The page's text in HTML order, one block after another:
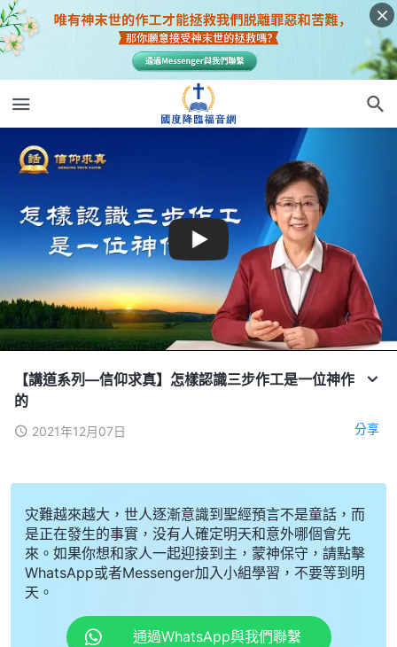
【講道系列—信仰求真】怎樣認識三步作工是一位神作
的
2021年12月07日 分享
灾難越來越大，世人逐漸意識到聖經預言不是童話，而
是正在發生的事實，没有人確定明天和意外哪個會先
來。如果你想和家人一起迎接到主，蒙神保守，請點擊
WhatsApp或者Messenger加入小組學習，不要等到明
天。
通過WhatsApp與我們聯繫